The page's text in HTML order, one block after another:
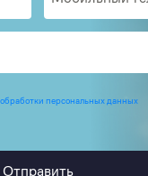
персональных данных
Отправить